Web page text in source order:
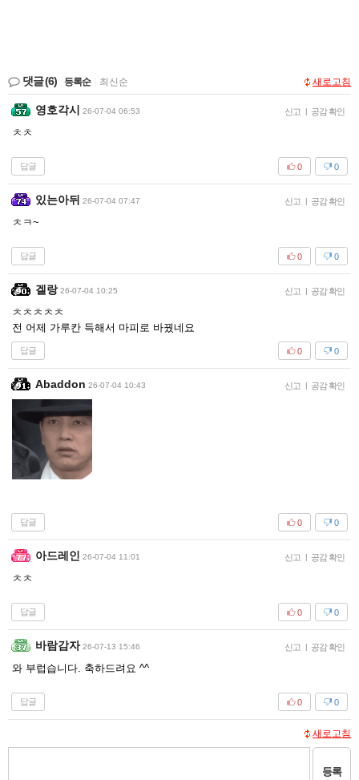
댓글(6) 등록순 최신순 새로고침
영호각시 26-07-04 06:53 신고 | 공감 확인
ㅊㅊ
답글 0
0
있는아뒤 26-07-04 07:47 신고 | 공감 확인
ㅊㅋ~
답글 0
0
겔랑 26-07-04 10:25 신고 | 공감 확인
ㅊㅊㅊㅊㅊ
전 어제 가루칸 득해서 마피로 바꿨네요
답글 0
0
Abaddon 26-07-04 10:43 신고 | 공감 확인
답글 0
0
아드레인 26-07-04 11:01 신고 | 공감 확인
ㅊㅊ
답글 0
0
바람감자 26-07-13 15:46 신고 | 공감 확인
와 부럽습니다. 축하드려요 ^^
답글 0
0
새로고침
등록